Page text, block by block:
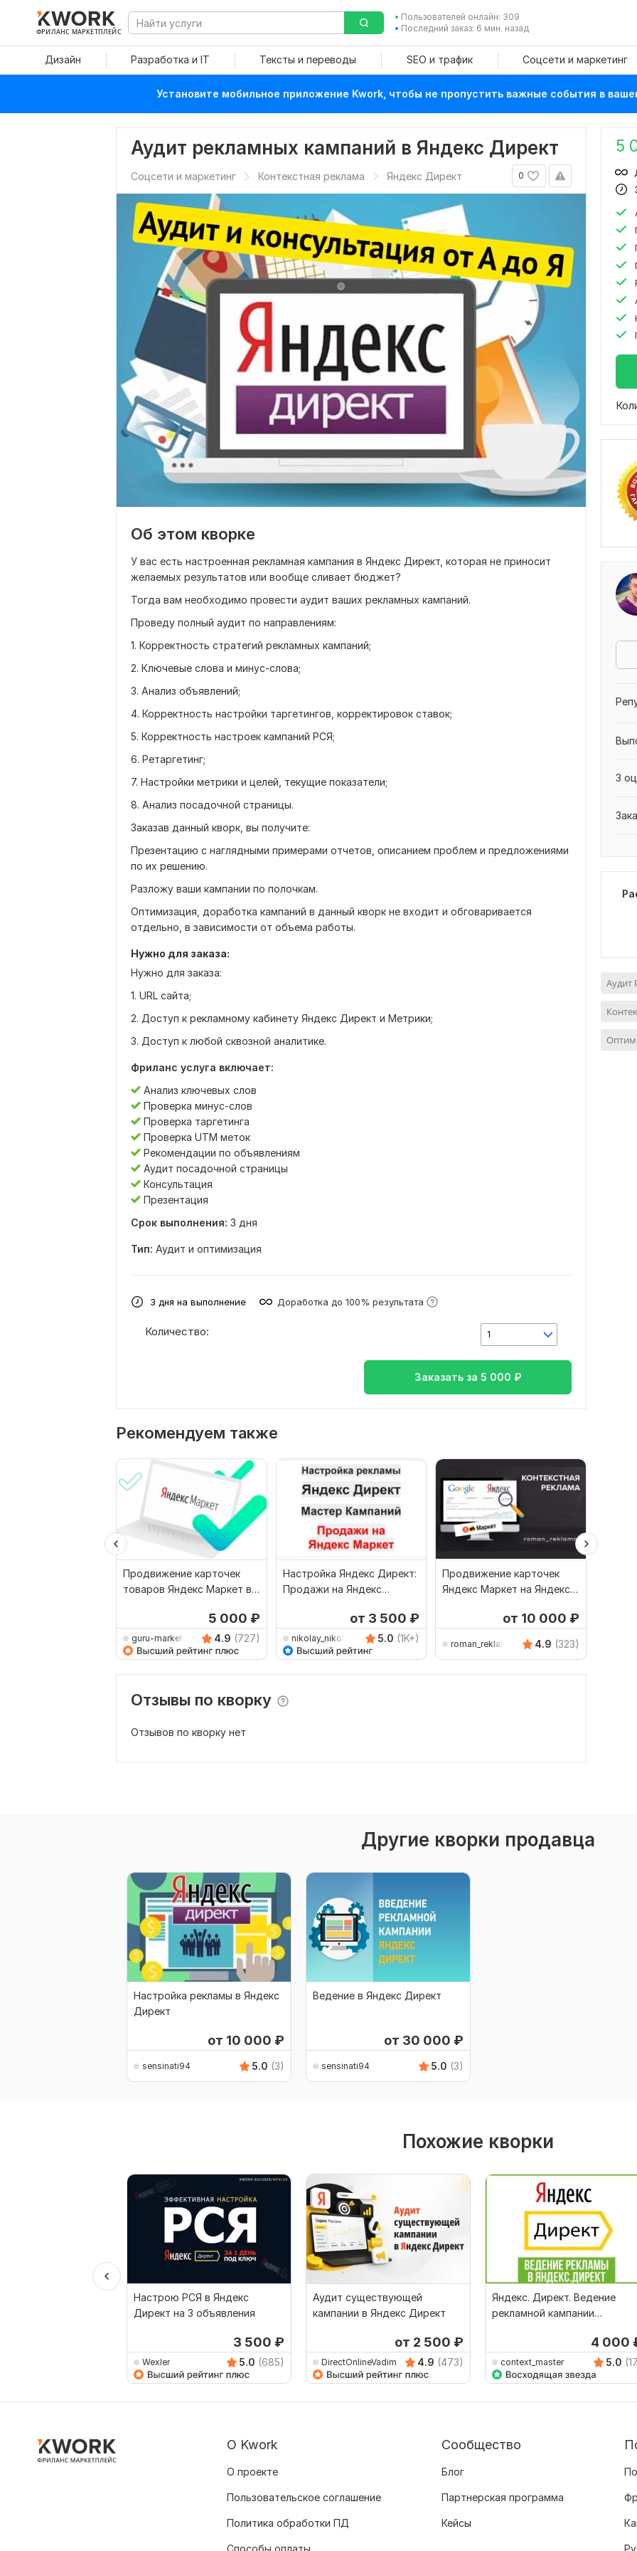
ФРИЛАНС МАРКЕТПЛЕЙС
Пользователей онлайн: 309
Последний заказ: 6 мин. назад
Дизайн Разработка и IT Тексты и переводы SEO и трафик Соцсети и маркетинг
Установите мобильное приложение Kwork, чтобы не пропустить важные события в
Аудит рекламных кампаний в Яндекс Директ
0
Соцсети и маркетинг Контекстная реклама Яндекс Директ
Об этом кворке
У вас есть настроенная рекламная кампания в Яндекс Директ, которая не приносит
желаемых результатов или вообще сливает бюджет?
Тогда вам необходимо провести аудит ваших рекламных кампаний.
Проведу полный аудит по направлениям:
1. Корректность стратегий рекламных кампаний;
2. Ключевые слова и минус-слова;
3. Анализ объявлений;
4. Корректность настройки таргетингов, корректировок ставок;
5. Корректность настроек кампаний РСЯ;
6. Ретаргетинг;
7. Настройки метрики и целей, текущие показатели;
8. Анализ посадочной страницы.
Заказав данный кворк, вы получите:
Презентацию с наглядными примерами отчетов, описанием проблем и предложениями
по их решению.
Разложу ваши кампании по полочкам.
Оптимизация, доработка кампаний в данный кворк не входит и обговаривается
отдельно, в зависимости от объема работы.
Нужно для заказа:
Нужно для заказа:
1. URL сайта;
2. Доступ к рекламному кабинету Яндекс Директ и Метрики;
3. Доступ к любой сквозной аналитике.
Фриланс услуга включает:
Анализ ключевых слов
Проверка минус-слов
Проверка таргетинга
Проверка UTM меток
Рекомендации по объявлениям
Аудит посадочной страницы
Консультация
Презентация
Срок выполнения: 3 дня
Тип: Аудит и оптимизация
3 дня на выполнение Доработка до 100% результата
1
Количество:
Заказать за 5 000 ₽
Рекомендуем также
Продвижение карточек
товаров Яндекс Маркет в
5 000 ₽
guru-marketing 4.9 (727)
Настройка Яндекс Директ:
Продажи на Яндекс
от 3 500 ₽
nikolay_nikolaevich 5.0 (1K+)
Продвижение карточек
Яндекс Маркет на Яндекс
от 10 000 ₽
roman_reklama 4.9 (323)
Отзывы по кворку
Отзывов по кворку нет
5
3
Аудит
Другие кворки продавца
Настройка рекламы в Яндекс
Директ
от 10 000 ₽
sensinati94 5.0 (3)
Ведение в Яндекс Директ
от 30 000 ₽
sensinati94 5.0 (3)
Похожие кворки
Настрою РСЯ в Яндекс
Директ на 3 объявления
3 500 ₽
Wexler 5.0 (685)
Аудит существующей
кампании в Яндекс Директ
от 2 500 ₽
DirectOnlineVadim 4.9 (473)
Яндекс. Директ. Ведение
рекламной кампании
4 000
context_master 5.0
О Kwork
О проекте
Пользовательское соглашение
Политика обработки ПД
Сообщество
Блог
Партнерская программа
Кейсы